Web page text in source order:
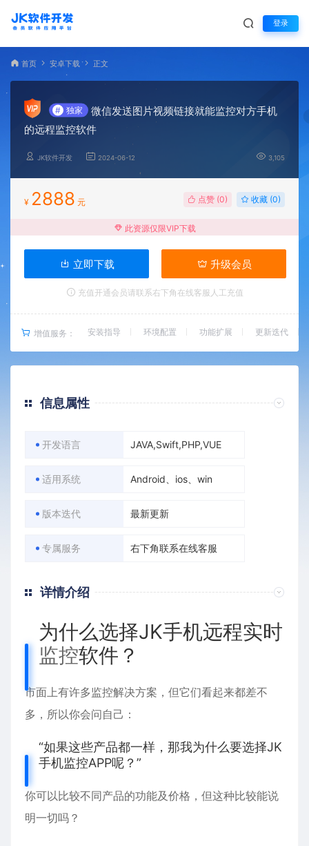
登录
首页 安卓下载 正文
# 独家
微信发送图片视频链接就能监控对方手机
的远程监控软件
JK软件开发 2024-06-12 3,105
¥ 2888 元 点赞 (0) 收藏 (0)
此资源仅限VIP下载
立即下载 升级会员
充值开通会员请联系右下角在线客服人工充值
增值服务： 安装指导 环境配置 功能扩展 更新迭代
信息属性
开发语言 JAVA,Swift,PHP,VUE
适用系统 Android、ios、win
版本迭代 最新更新
专属服务 右下角联系在线客服
详情介绍
为什么选择JK手机远程实时
监控软件？
市面上有许多监控解决方案，但它们看起来都差不
多，所以你会问自己：
“如果这些产品都一样，那我为什么要选择JK
手机监控APP呢？”
你可以比较不同产品的功能及价格，但这种比较能说
明一切吗？